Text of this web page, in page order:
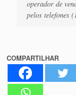
operador de
pelos telefones
COMPARTILHAR